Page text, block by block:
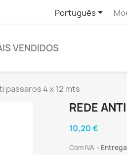
Português
VENDIDOS
passaros 4 x 12 mts
REDE
10,20 €
Com IVA